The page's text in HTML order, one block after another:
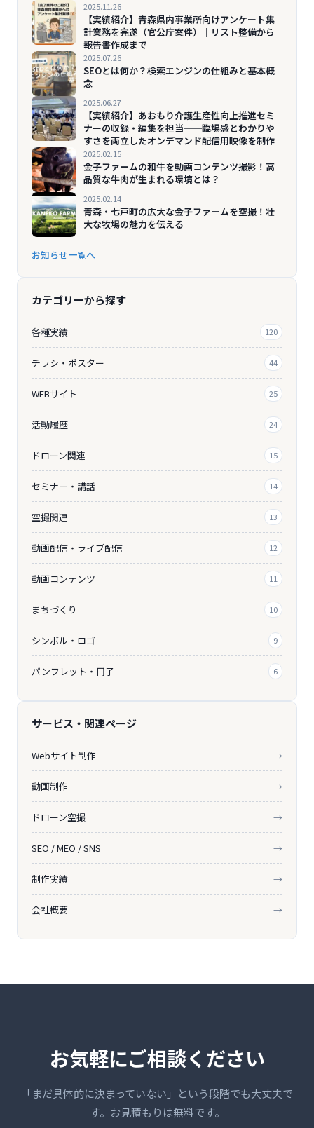
2025.11.26
【実績紹介】青森県内事業所向けアンケート集
計業務を完遂（官公庁案件）｜リスト整備から
報告書作成まで
2025.07.26
SEOとは何か？検索エンジンの仕組みと基本概
念
2025.06.27
【実績紹介】あおもり介護生産性向上推進セミ
ナーの収録・編集を担当──臨場感とわかりや
すさを両立したオンデマンド配信用映像を制作
2025.02.15
金子ファームの和牛を動画コンテンツ撮影！高
品質な牛肉が生まれる環境とは？
2025.02.14
青森・七戸町の広大な金子ファームを空撮！壮
大な牧場の魅力を伝える
お知らせ一覧へ
カテゴリーから探す
各種実績 120
チラシ・ポスター 44
WEBサイト 25
活動履歴 24
ドローン関連 15
セミナー・講話 14
空撮関連 13
動画配信・ライブ配信 12
動画コンテンツ 11
まちづくり 10
シンボル・ロゴ 9
パンフレット・冊子 6
サービス・関連ページ
Webサイト制作 →
動画制作 →
ドローン空撮 →
SEO / MEO / SNS →
制作実績 →
会社概要 →
お気軽にご相談ください
「まだ具体的に決まっていない」という段階でも大丈夫で
す。お見積もりは無料です。